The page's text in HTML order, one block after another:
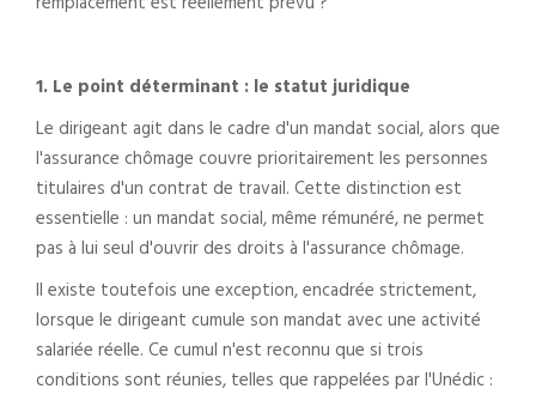
1. Le point déterminant : le statut juridique
Le dirigeant agit dans le cadre d'un mandat social, alors que
l'assurance chômage couvre prioritairement les personnes
titulaires d'un contrat de travail. Cette distinction est
essentielle : un mandat social, même rémunéré, ne permet
pas à lui seul d'ouvrir des droits à l'assurance chômage.
Il existe toutefois une exception, encadrée strictement,
lorsque le dirigeant cumule son mandat avec une activité
salariée réelle. Ce cumul n'est reconnu que si trois
conditions sont réunies, telles que rappelées par l'Unédic :